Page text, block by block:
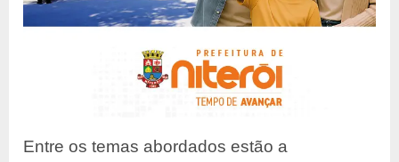
Entre os temas abordados estão a